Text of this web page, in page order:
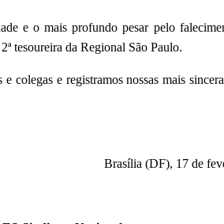
e o mais profundo pesar pelo
tesoureira da Regional São Paulo.
colegas e registramos nossas mais
Brasília (DF), 17 de